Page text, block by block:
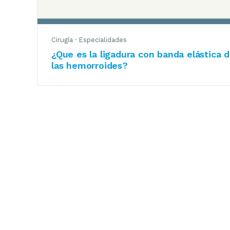
Cirugía · Especialidades
¿Que es la ligadura con banda elástica
las hemorroides?